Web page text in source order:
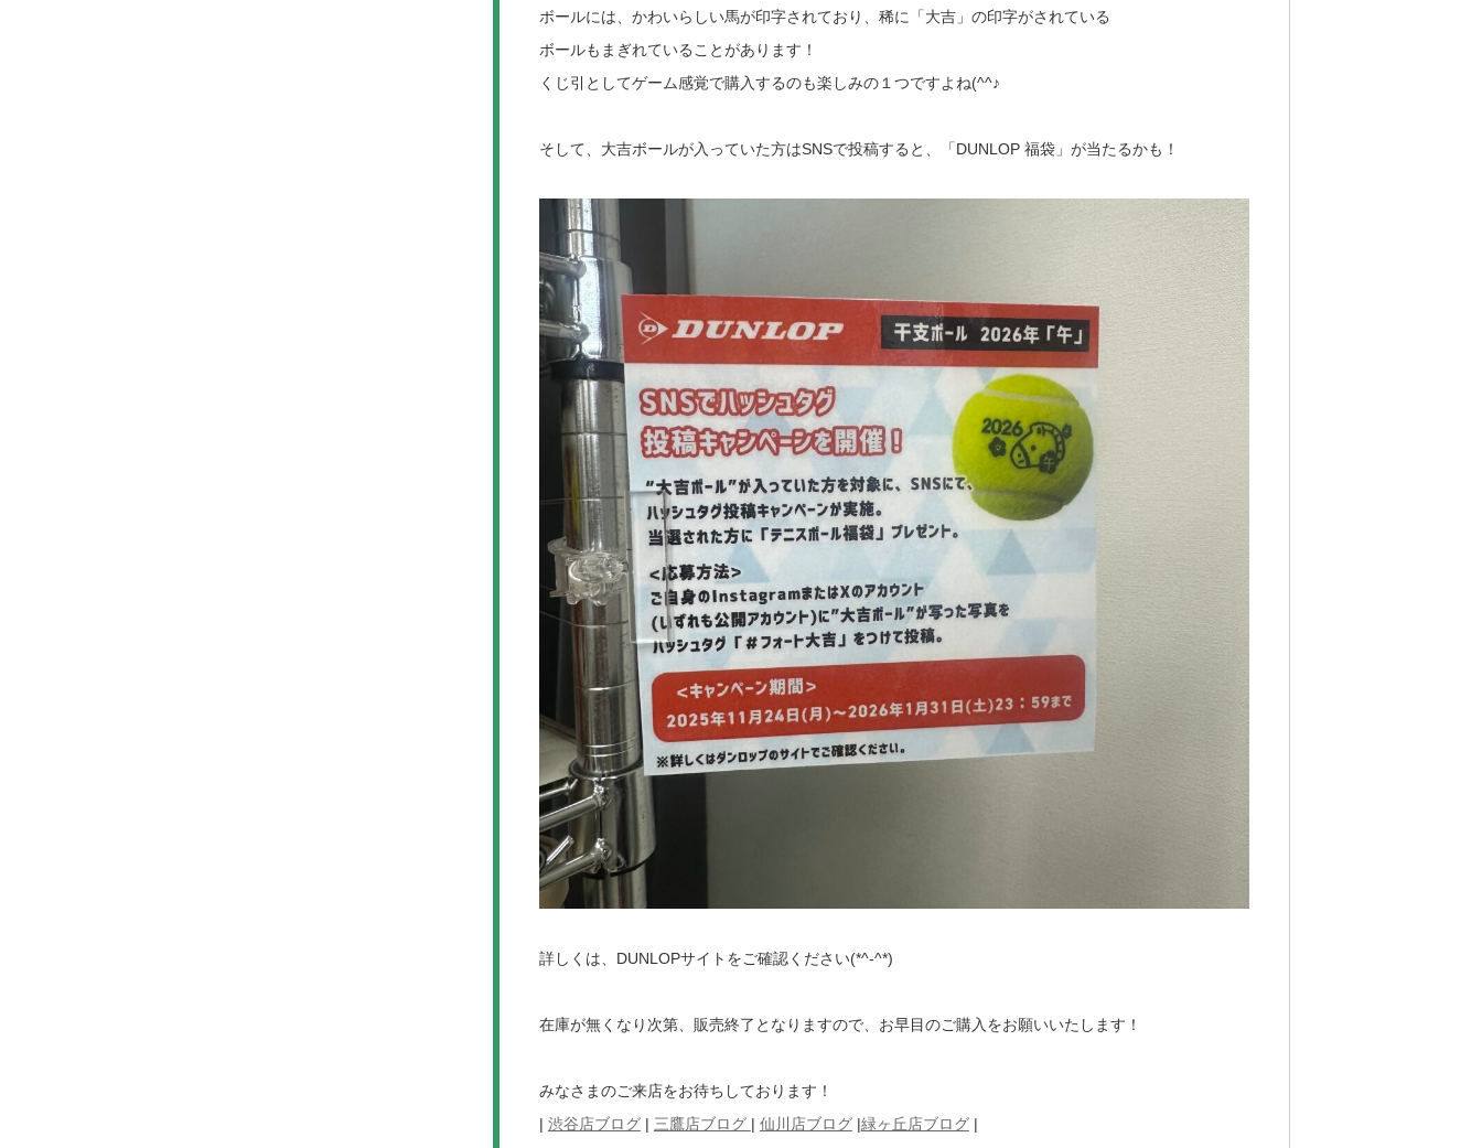
ボールには、かわいらしい馬が印字されており、稀に「大吉」の印字がされている
ボールもまぎれていることがあります！
くじ引としてゲーム感覚で購入するのも楽しみの１つですよね(^^♪
そして、大吉ボールが入っていた方はSNSで投稿すると、「DUNLOP 福袋」が当たるかも！
詳しくは、DUNLOPサイトをご確認ください(*^-^*)
在庫が無くなり次第、販売終了となりますので、お早目のご購入をお願いいたします！
みなさまのご来店をお待ちしております！
| 渋谷店ブログ| 三鷹店ブログ | 仙川店ブログ|緑ヶ丘店ブログ|